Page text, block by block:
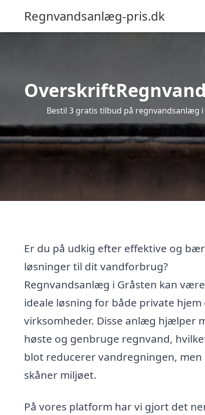
Regnvandsanlæg-pris.dk
Bestil 3 gratis tilbud på regnvandsanlæg
Er du på udkig efter effektive og
løsninger til dit vandforbrug?
Regnvandsanlæg i Gråsten kan
ideale løsning for både private hjem
virksomheder. Disse anlæg hjælper
høste og genbruge regnvand,
blot reducerer vandregningen, men
skåner miljøet.
På vores platform har vi gjort det